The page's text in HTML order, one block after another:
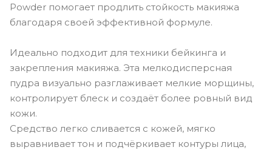
Powder помогает продлить стойкость макияжа
благодаря своей эффективной формуле.
Идеально подходит для техники бейкинга и
закрепления макияжа. Эта мелкодисперсная
пудра визуально разглаживает мелкие морщины,
контролирует блеск и создаёт более ровный вид
кожи.
Средство легко сливается с кожей, мягко
выравнивает тон и подчёркивает контуры лица,